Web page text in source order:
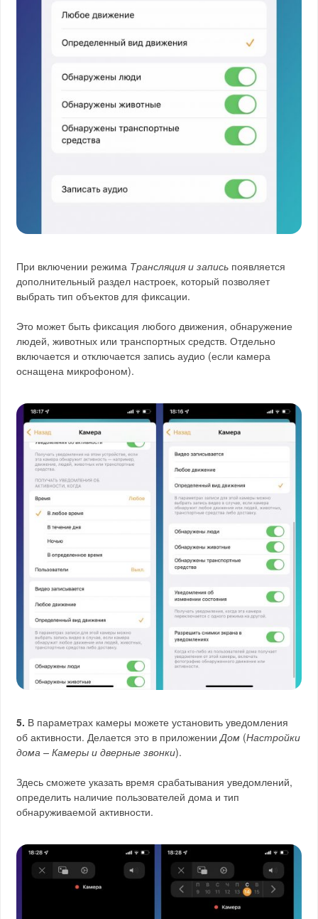
При включении режима Трансляция и запись появляется
дополнительный раздел настроек, который позволяет
выбрать тип объектов для фиксации.
Это может быть фиксация любого движения, обнаружение
людей, животных или транспортных средств. Отдельно
включается и отключается запись аудио (если камера
оснащена микрофоном).
5. В параметрах камеры можете установить уведомления
об активности. Делается это в приложенииДом (Настройки
дома – Камеры и дверные звонки).
Здесь сможете указать время срабатывания уведомлений,
определить наличие пользователей дома и тип
обнаруживаемой активности.